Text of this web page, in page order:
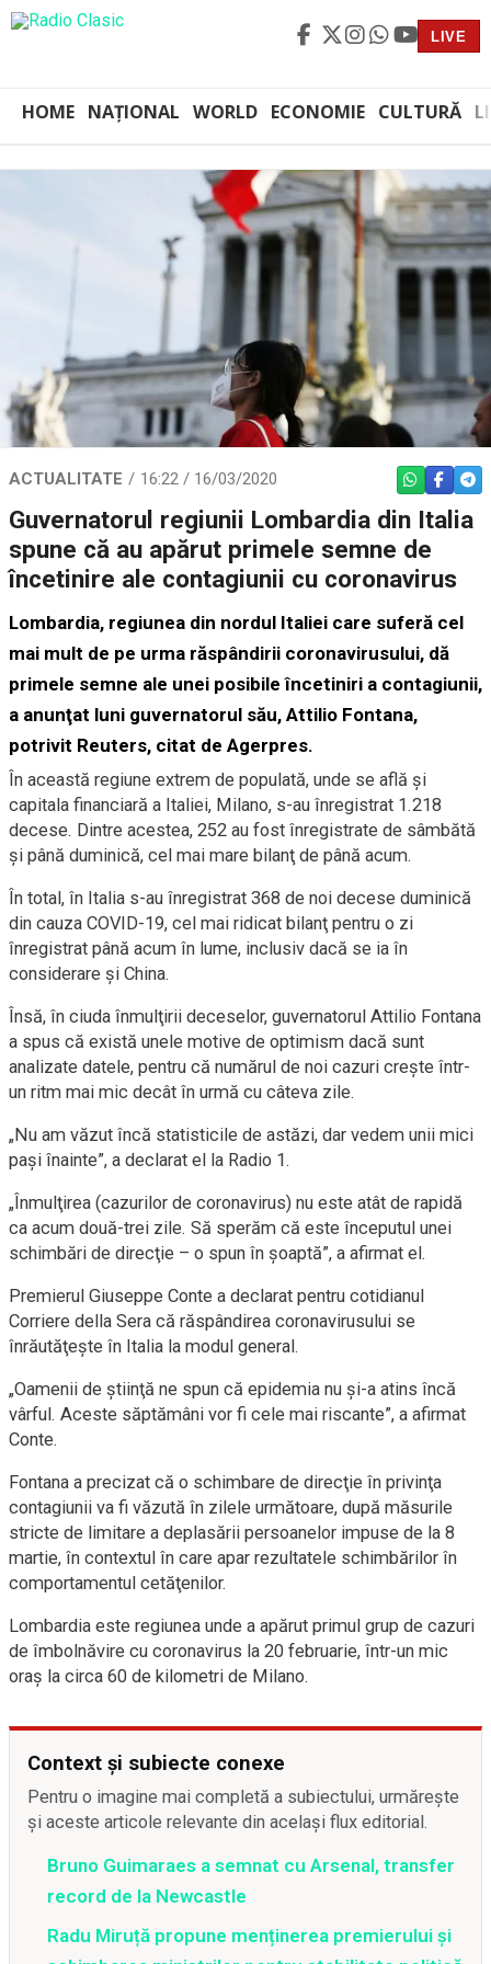
LIVE
HOME NAȚIONAL WORLD ECONOMIE CULTURĂ
ACTUALITATE 16:22 / 16/03/2020 WHATSAPP
Guvernatorul regiunii Lombardia din Italia
spune că au apărut primele semne de
încetinire ale contagiunii cu coronavirus
Lombardia, regiunea din nordul Italiei care suferă cel
mai mult de pe urma răspândirii coronavirusului, dă
primele semne ale unei posibile încetiniri a contagiunii,
a anunţat luni guvernatorul său, Attilio Fontana,
potrivit Reuters, citat de Agerpres.
În această regiune extrem de populată, unde se află şi
capitala financiară a Italiei, Milano, s-au înregistrat 1.218
decese. Dintre acestea, 252 au fost înregistrate de sâmbătă
şi până duminică, cel mai mare bilanţ de până acum.
În total, în Italia s-au înregistrat 368 de noi decese duminică
din cauza COVID-19, cel mai ridicat bilanţ pentru o zi
înregistrat până acum în lume, inclusiv dacă se ia în
considerare şi China.
Însă, în ciuda înmulţirii deceselor, guvernatorul Attilio Fontana
a spus că există unele motive de optimism dacă sunt
analizate datele, pentru că numărul de noi cazuri creşte într-
un ritm mai mic decât în urmă cu câteva zile.
„Nu am văzut încă statisticile de astăzi, dar vedem unii mici
paşi înainte”, a declarat el la Radio 1.
„Înmulţirea (cazurilor de coronavirus) nu este atât de rapidă
ca acum două-trei zile. Să sperăm că este începutul unei
schimbări de direcţie – o spun în şoaptă”, a afirmat el.
Premierul Giuseppe Conte a declarat pentru cotidianul
Corriere della Sera că răspândirea coronavirusului se
înrăutăţeşte în Italia la modul general.
„Oamenii de ştiinţă ne spun că epidemia nu şi-a atins încă
vârful. Aceste săptămâni vor fi cele mai riscante”, a afirmat
Conte.
Fontana a precizat că o schimbare de direcţie în privinţa
contagiunii va fi văzută în zilele următoare, după măsurile
stricte de limitare a deplasării persoanelor impuse de la 8
martie, în contextul în care apar rezultatele schimbărilor în
comportamentul cetăţenilor.
Lombardia este regiunea unde a apărut primul grup de cazuri
de îmbolnăvire cu coronavirus la 20 februarie, într-un mic
oraş la circa 60 de kilometri de Milano.
Context și subiecte conexe
Pentru o imagine mai completă a subiectului, urmărește
și aceste articole relevante din același flux editorial.
Bruno Guimaraes a semnat cu Arsenal, transfer
record de la Newcastle
Radu Miruță propune menținerea premierului și